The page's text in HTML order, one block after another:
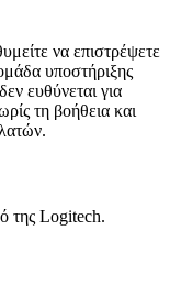
να επιστρέψετε
υποστήριξης
ευθύνεται για
τη βοήθεια και
της Logitech.